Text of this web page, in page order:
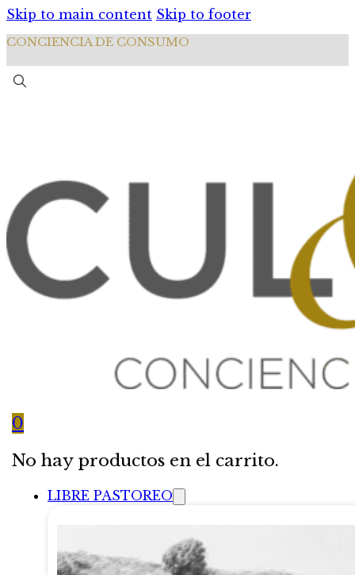
Skip to main content Skip to footer
CONCIENCIA DE CONSUMO
0
No hay productos en el carrito.
LIBRE PASTOREO